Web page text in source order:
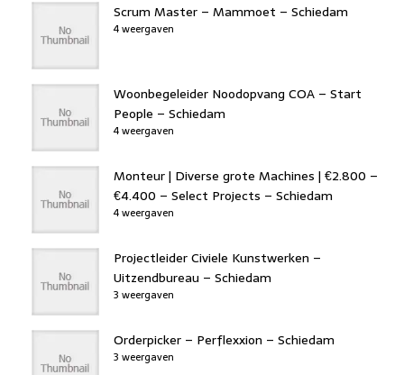
Scrum Master – Mammoet – Schiedam
4 weergaven
Woonbegeleider Noodopvang COA – Start
People – Schiedam
4 weergaven
Monteur | Diverse grote Machines | €2.800 –
€4.400 – Select Projects – Schiedam
4 weergaven
Projectleider Civiele Kunstwerken –
Uitzendbureau – Schiedam
3 weergaven
Orderpicker – Perflexxion – Schiedam
3 weergaven